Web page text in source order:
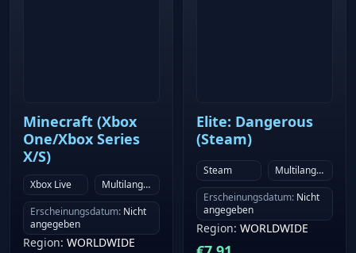
Minecraft (Xbox
One/Xbox Series
X/S)
Xbox Live
Multilanguage
Erscheinungsdatum: Nicht
angegeben
Region: WORLDWIDE
Elite: Dangerous
(Steam)
Steam
Multilanguage
Erscheinungsdatum: Nicht
angegeben
Region: WORLDWIDE